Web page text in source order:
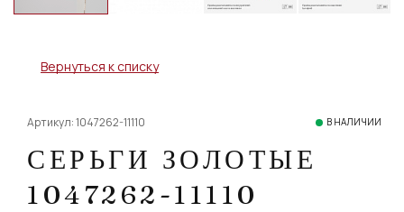
Вернуться к списку
Артикул: 1047262-11110 В НАЛИЧИИ
СЕРЬГИ ЗОЛОТЫЕ
1047262-11110